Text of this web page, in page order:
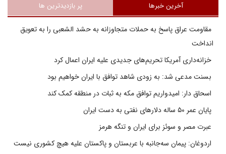
آخرین خبرها پر بازدیدترین ها
مقاومت عراق پاسخ به حملات متجاوزانه به حشد الشعبی را به تعویق
انداخت
خزانه‌داری آمریکا تحریم‌های جدیدی علیه ایران اعمال کرد
بسنت مدعی شد: به زودی شاهد توافق با ایران خواهیم بود
اسحاق دار: امیدواریم توافق مکه به ثبات در منطقه کمک کند
پایان عمر ۵۰ ساله دلارهای نفتی به دست ایران
عبرت مصر و سوئز برای ایران و تنگه هرمز
اردوغان: پیمان سه‌جانبه با عربستان و پاکستان علیه هیچ کشوری نیست